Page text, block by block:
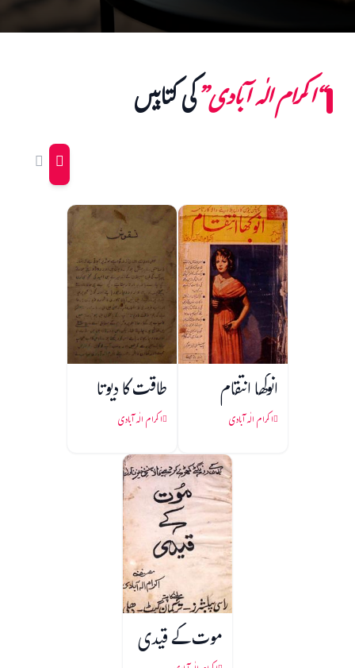
“اکرام الٰہ آبادی”کی کتابیں
انوکھا انتقام
اکرام الٰہ آبادی
طاقت کا دیوتا
اکرام الٰہ آبادی
موت کے قیدی